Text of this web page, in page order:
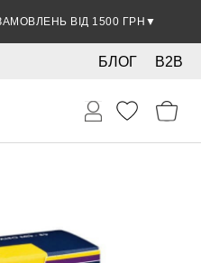
ВІД 1500 ГРН ▼
КАРТКОЮ ▼
B2B
БЛОГ